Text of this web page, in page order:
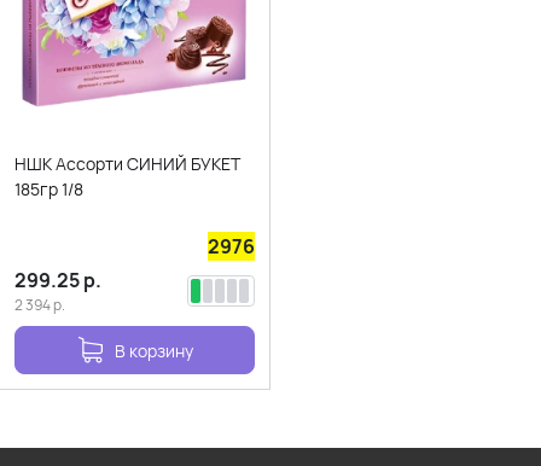
НШК Ассорти СИНИЙ БУКЕТ
185гр 1/8
2976
299.25р.
2 394р.
В корзину